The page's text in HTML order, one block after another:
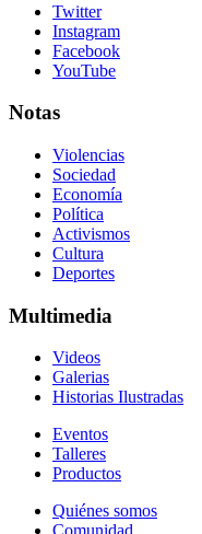
Twitter
Instagram
Facebook
YouTube
Notas
Violencias
Sociedad
Economía
Política
Activismos
Cultura
Deportes
Multimedia
Videos
Galerias
Historias Ilustradas
Eventos
Talleres
Productos
Quiénes somos